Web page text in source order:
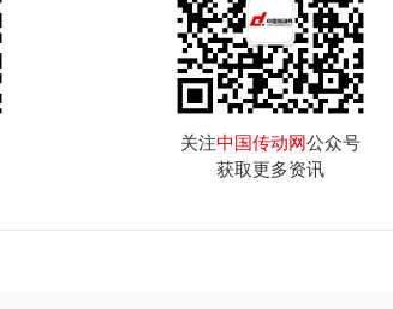
关注中国传动网公众号
获取更多资讯